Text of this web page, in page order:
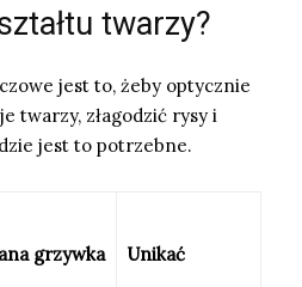
twarzy?
jest to, żeby optycznie
twarzy, złagodzić rysy i
jest to potrzebne.
grzywka Unikać